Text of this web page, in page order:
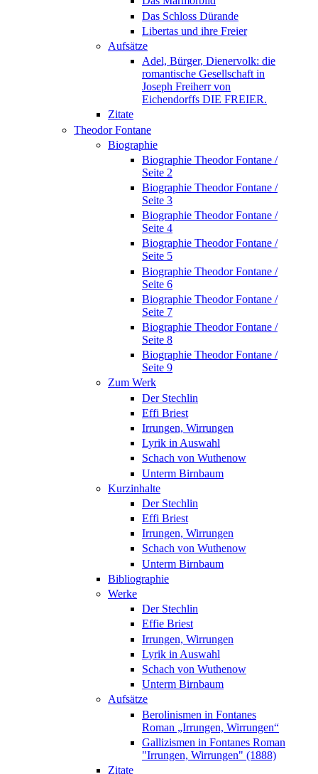
Das Schloss Dürande
Libertas und ihre Freier
Aufsätze
Adel, Bürger, Dienervolk: die
romantische Gesellschaft in
Joseph Freiherr von
Eichendorffs DIE FREIER.
Zitate
Theodor Fontane
Biographie
Biographie Theodor Fontane /
Seite 2
Biographie Theodor Fontane /
Seite 3
Biographie Theodor Fontane /
Seite 4
Biographie Theodor Fontane /
Seite 5
Biographie Theodor Fontane /
Seite 6
Biographie Theodor Fontane /
Seite 7
Biographie Theodor Fontane /
Seite 8
Biographie Theodor Fontane /
Seite 9
Zum Werk
Der Stechlin
Effi Briest
Irrungen, Wirrungen
Lyrik in Auswahl
Schach von Wuthenow
Unterm Birnbaum
Kurzinhalte
Der Stechlin
Effi Briest
Irrungen, Wirrungen
Schach von Wuthenow
Unterm Birnbaum
Bibliographie
Werke
Der Stechlin
Effie Briest
Irrungen, Wirrungen
Lyrik in Auswahl
Schach von Wuthenow
Unterm Birnbaum
Aufsätze
Berolinismen in Fontanes
Roman „Irrungen, Wirrungen“
Gallizismen in Fontanes Roman
"Irrungen, Wirrungen" (1888)
Zitate